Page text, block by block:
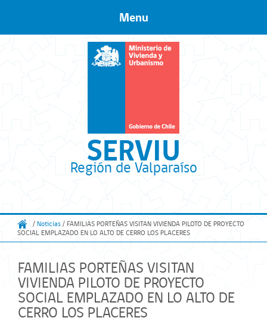
SERVIU
Región de Valparaíso
Menu
/ Noticias / FAMILIAS PORTEÑAS VISITAN VIVIENDA PILOTO DE PROYECTO
SOCIAL EMPLAZADO EN LO ALTO DE CERRO LOS PLACERES
FAMILIAS PORTEÑAS VISITAN
VIVIENDA PILOTO DE PROYECTO
SOCIAL EMPLAZADO EN LO ALTO DE
CERRO LOS PLACERES